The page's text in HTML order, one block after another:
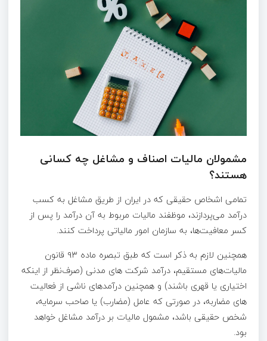
مشمولان مالیات اصناف و مشاغل چه کسانی
هستند؟
تمامی اشخاص حقیقی که در ایران از طریق مشاغل به کسب
درآمد می‌پردازند، موظفند مالیات مربوط به آن درآمد را پس از
کسر معافیت‌ها، به سازمان امور مالیاتی پرداخت کنند.
همچنین لازم به ذکر است که طبق تبصره ماده ۹۳ قانون
مالیات‌های مستقیم، درآمد شرکت‌ های مدنی (صرف‌نظر از اینکه
اختیاری یا قهری باشند) و همچنین درآمدهای ناشی از فعالیت‌
های مضاربه، در صورتی که عامل (مضارب) یا صاحب سرمایه،
شخص حقیقی باشد، مشمول مالیات بر درآمد مشاغل خواهد
بود.